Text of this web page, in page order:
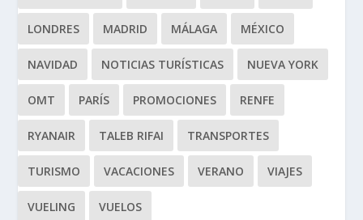
LONDRES MADRID MÁLAGA MÉXICO
NAVIDAD NOTICIAS TURÍSTICAS NUEVA YORK
OMT PARÍS PROMOCIONES RENFE
RYANAIR TALEB RIFAI TRANSPORTES
TURISMO VACACIONES VERANO VIAJES
VUELING VUELOS